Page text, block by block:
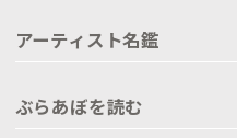
アーティスト名鑑
ぶらあぼを読む